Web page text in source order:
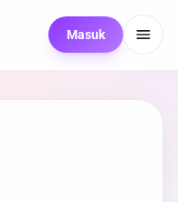
Masuk